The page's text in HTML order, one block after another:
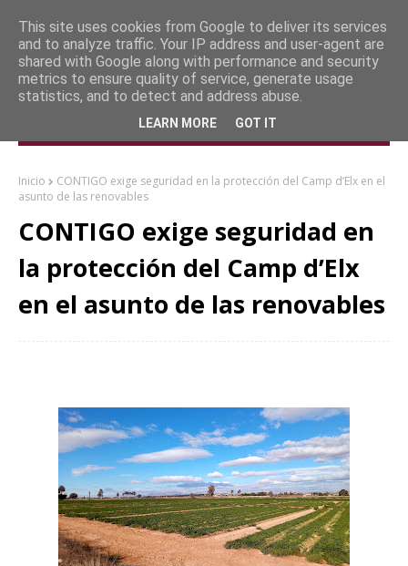
Inicio
CONTIGO exige seguridad en la protección del Camp d’Elx en el
asunto de las renovables
CONTIGO exige seguridad en
la protección del Camp d’Elx
en el asunto de las renovables
This site uses cookies from Google to deliver its services
and to analyze traffic. Your IP address and user-agent are
shared with Google along with performance and security
metrics to ensure quality of service, generate usage
statistics, and to detect and address abuse.
LEARN MORE GOT IT